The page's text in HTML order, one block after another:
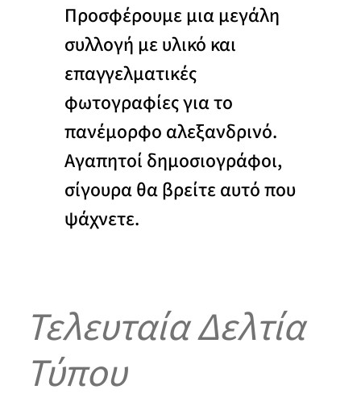
Προσφέρουμε μια μεγάλη
συλλογή με υλικό και
επαγγελματικές
φωτογραφίες για το
πανέμορφο αλεξανδρινό.
Αγαπητοί δημοσιογράφοι,
σίγουρα θα βρείτε αυτό που
ψάχνετε.
Τελευταία Δελτία
Τύπου